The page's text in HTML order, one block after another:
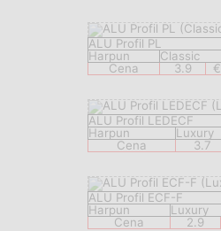
ALU Profil PL
Harpun
Classic
Cena
3.9 €
ALU Profil LEDECF
Harpun
Luxury
Cena
3.7
ALU Profil ECF-F
Harpun
Luxury
Cena
2.9